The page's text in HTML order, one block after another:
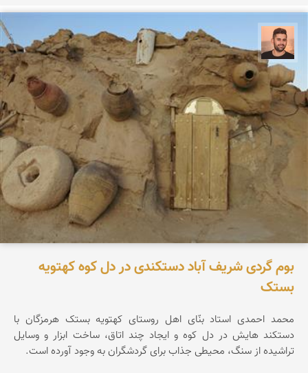
ابراهیم رفیعی
بوم گردی شریف آباد دستکندی در دل کوه کهتویه
بستک
محمد احمدی استاد بنّای اهل روستای کهتویه بستک هرمزگان با
دستکند هایش در دل کوه و ایجاد چند اتاق، ساخت ابزار و وسایل
تراشیده از سنگ، محیطی جذاب برای گردشگران به وجود آورده است.